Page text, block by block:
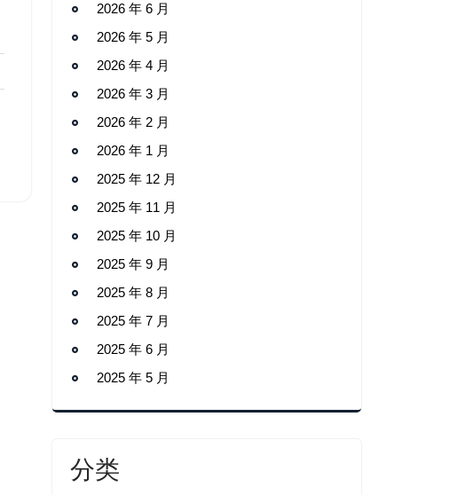
2026 年 6 月
2026 年 5 月
2026 年 4 月
2026 年 3 月
2026 年 2 月
2026 年 1 月
2025 年 12 月
2025 年 11 月
2025 年 10 月
2025 年 9 月
2025 年 8 月
2025 年 7 月
2025 年 6 月
2025 年 5 月
分类